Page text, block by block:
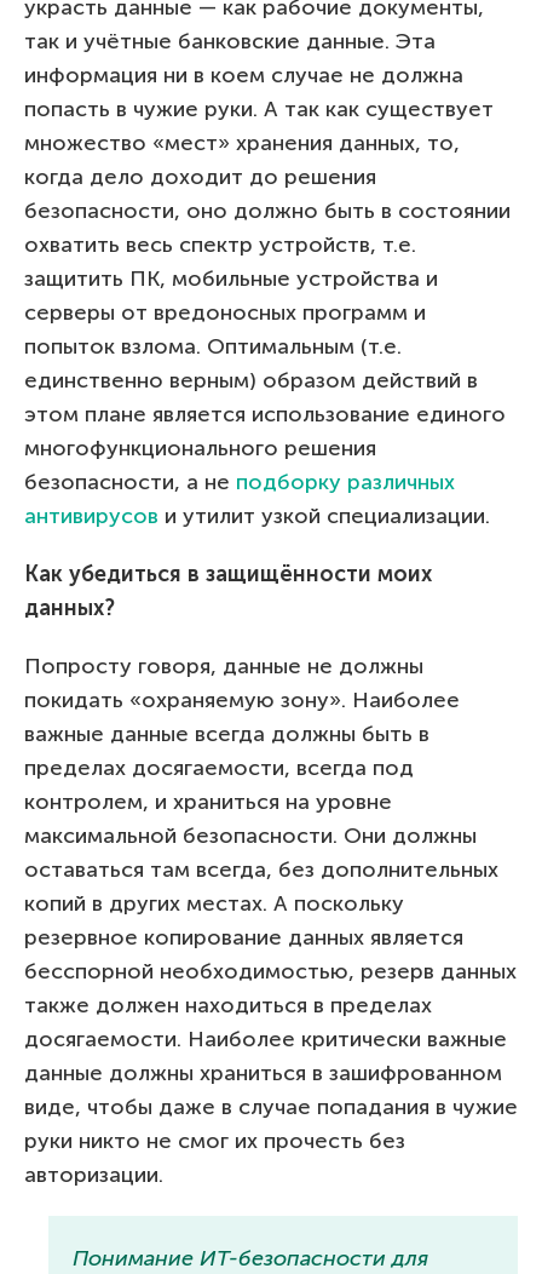
украсть данные — как рабочие документы,
так и учётные банковские данные. Эта
информация ни в коем случае не должна
попасть в чужие руки. А так как существует
множество «мест» хранения данных, то,
когда дело доходит до решения
безопасности, оно должно быть в состоянии
охватить весь спектр устройств, т.е.
защитить ПК, мобильные устройства и
серверы от вредоносных программ и
попыток взлома. Оптимальным (т.е.
единственно верным) образом действий в
этом плане является использование единого
многофункционального решения
безопасности, а не подборку различных
антивирусов и утилит узкой специализации.
Как убедиться в защищённости моих
данных?
Попросту говоря, данные не должны
покидать «охраняемую зону». Наиболее
важные данные всегда должны быть в
пределах досягаемости, всегда под
контролем, и храниться на уровне
максимальной безопасности. Они должны
оставаться там всегда, без дополнительных
копий в других местах. А поскольку
резервное копирование данных является
бесспорной необходимостью, резерв данных
также должен находиться в пределах
досягаемости. Наиболее критически важные
данные должны храниться в зашифрованном
виде, чтобы даже в случае попадания в чужие
руки никто не смог их прочесть без
авторизации.
Понимание ИТ-безопасности для